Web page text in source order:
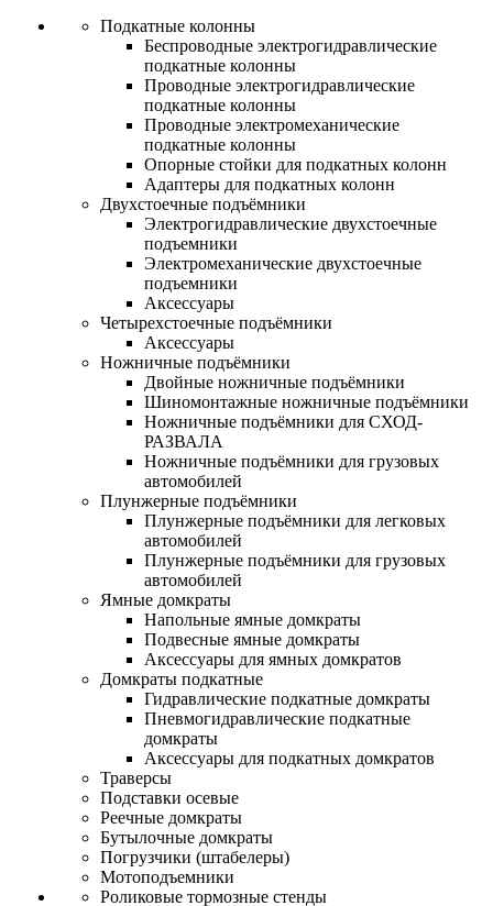
Подкатные колонны
Беспроводные электрогидравлические
подкатные колонны
Проводные электрогидравлические
подкатные колонны
Проводные электромеханические
подкатные колонны
Опорные стойки для подкатных колонн
Адаптеры для подкатных колонн
Двухстоечные подъёмники
Электрогидравлические двухстоечные
подъемники
Электромеханические двухстоечные
подъемники
Аксессуары
Четырехстоечные подъёмники
Аксессуары
Ножничные подъёмники
Двойные ножничные подъёмники
Шиномонтажные ножничные подъёмники
Ножничные подъёмники для СХОД-
РАЗВАЛА
Ножничные подъёмники для грузовых
автомобилей
Плунжерные подъёмники
Плунжерные подъёмники для легковых
автомобилей
Плунжерные подъёмники для грузовых
автомобилей
Ямные домкраты
Напольные ямные домкраты
Подвесные ямные домкраты
Аксессуары для ямных домкратов
Домкраты подкатные
Гидравлические подкатные домкраты
Пневмогидравлические подкатные
домкраты
Аксессуары для подкатных домкратов
Траверсы
Подставки осевые
Реечные домкраты
Бутылочные домкраты
Погрузчики (штабелеры)
Мотоподъемники
Роликовые тормозные стенды